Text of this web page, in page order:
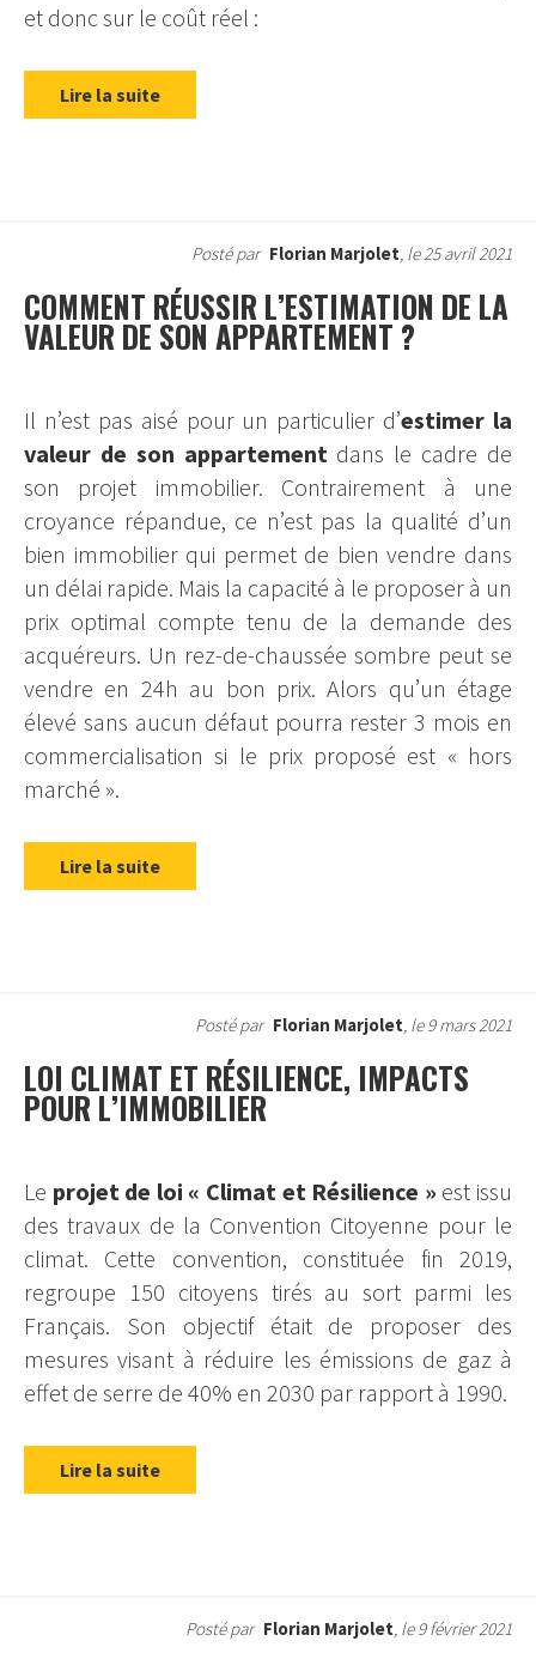
et donc sur le coût réel :
Lire la suite
Posté par Florian Marjolet, le 25 avril 2021
COMMENT RÉUSSIR L’ESTIMATION DE LA
VALEUR DE SON APPARTEMENT ?
Il n’est pas aisé pour un particulier d’estimer la
valeur de son appartement dans le cadre de
son projet immobilier. Contrairement à une
croyance répandue, ce n’est pas la qualité d’un
bien immobilier qui permet de bien vendre dans
un délai rapide. Mais la capacité à le proposer à un
prix optimal compte tenu de la demande des
acquéreurs. Un rez-de-chaussée sombre peut se
vendre en 24h au bon prix. Alors qu’un étage
élevé sans aucun défaut pourra rester 3 mois en
commercialisation si le prix proposé est « hors
marché ».
Lire la suite
Posté par Florian Marjolet, le 9 mars 2021
LOI CLIMAT ET RÉSILIENCE, IMPACTS
POUR L’IMMOBILIER
Le projet de loi « Climat et Résilience » est issu
des travaux de la Convention Citoyenne pour le
climat. Cette convention, constituée fin 2019,
regroupe 150 citoyens tirés au sort parmi les
Français. Son objectif était de proposer des
mesures visant à réduire les émissions de gaz à
effet de serre de 40% en 2030 par rapport à 1990.
Lire la suite
Posté par Florian Marjolet, le 9 février 2021